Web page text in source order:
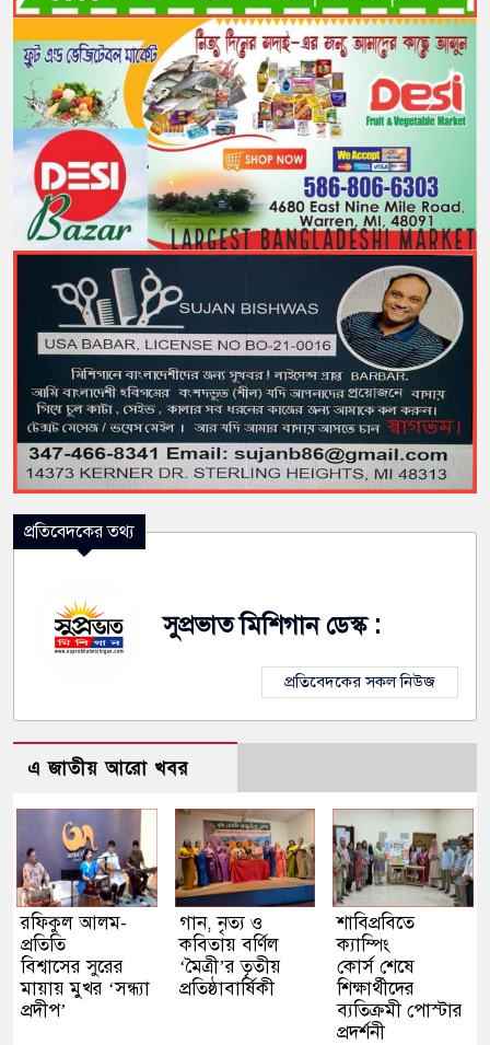
প্রতিবেদকের তথ্য
সুপ্রভাত মিশিগান ডেস্ক :
প্রতিবেদকের সকল নিউজ
এ জাতীয় আরো খবর
রফিকুল আলম-
প্রতিতি
বিশ্বাসের সুরের
মায়ায় মুখর ‘সন্ধ্যা
প্রদীপ’
গান, নৃত্য ও
কবিতায় বর্ণিল
‘মৈত্রী’র তৃতীয়
প্রতিষ্ঠাবার্ষিকী
শাবিপ্রবিতে
ক্যাম্পিং
কোর্স শেষে
শিক্ষার্থীদের
ব্যতিক্রমী পোস্টার
প্রদর্শনী